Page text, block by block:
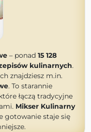
– ponad 15 128
kulinarnych.
znajdziesz m.in.
. To starannie
łączą tradycyjne
Mikser Kulinarny
gotowanie staje się